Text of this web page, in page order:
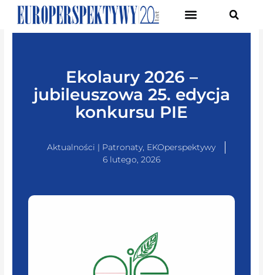
Ekolaury 2026 –
jubileuszowa 25. edycja
konkursu PIE
Aktualności | Patronaty EKOperspektywy
6 lutego, 2026